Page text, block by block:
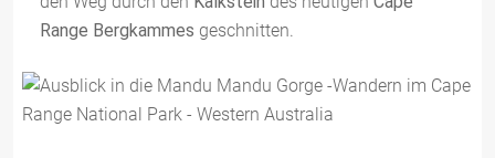
Range Bergkammes geschnitten.